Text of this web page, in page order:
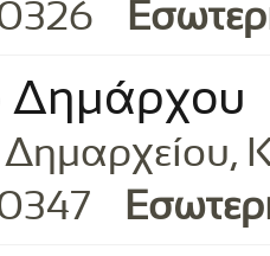
Δημάρχου
Δημαρχείου,